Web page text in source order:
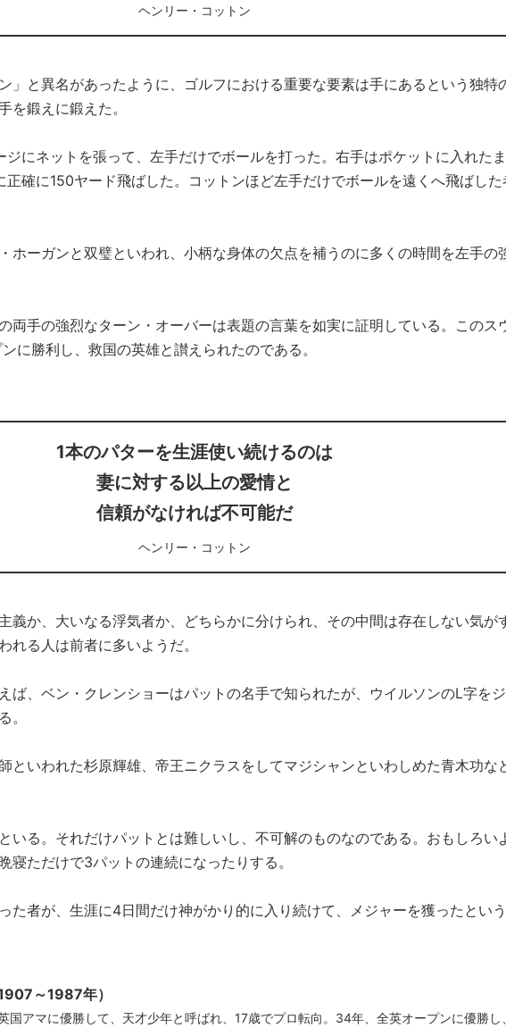
ヘンリー・コットン
」と異名があったように、ゴルフにおける重要な要素は手にあるという独特
を鍛えに鍛えた。
にネットを張って、左手だけでボールを打った。右手はポケットに入れた
正確に150ヤード飛ばした。コットンほど左手だけでボールを遠くへ飛ばした
ホーガンと双璧といわれ、小柄な身体の欠点を補うのに多くの時間を左手の
両手の強烈なターン・オーバーは表題の言葉を如実に証明している。このス
に勝利し、救国の英雄と讃えられたのである。
1本のパターを生涯使い続けるのは
妻に対する以上の愛情と
信頼がなければ不可能だ
ヘンリー・コットン
義か、大いなる浮気者か、どちらかに分けられ、その中間は存在しない気が
れる人は前者に多いようだ。
ば、ベン・クレンショーはパットの名手で知られたが、ウイルソンのL字を
。
といわれた杉原輝雄、帝王ニクラスをしてマジシャンといわしめた青木功な
いる。それだけパットとは難しいし、不可解のものなのである。おもしろい
寝ただけで3パットの連続になったりする。
た者が、生涯に4日間だけ神がかり的に入り続けて、メジャーを獲ったとい
～1987年）
国アマに優勝して、天才少年と呼ばれ、17歳でプロ転向。34年、全英オープンに優勝し